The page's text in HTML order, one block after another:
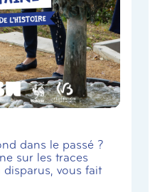
dans le passé ?
sur les traces
disparus, vous fait